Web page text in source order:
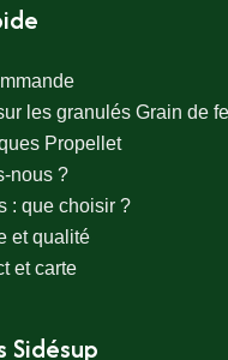
les granulés Grain de
Propellet
nous ?
: que choisir ?
et qualité
et carte
Sidésup